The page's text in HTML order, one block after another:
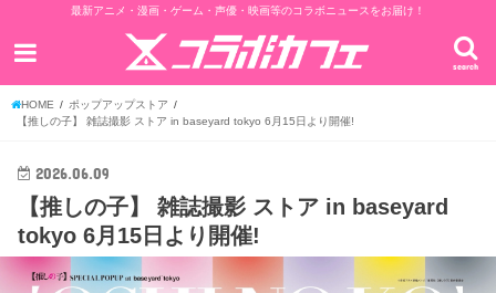
最新アニメ・漫画・ゲーム・声優・映画等のコラボニュースをお届け！
search
HOME
ポップアップストア
【推しの子】 雑誌撮影 ストア in baseyard tokyo 6月15日より開催!
2026.06.09
【推しの子】 雑誌撮影 ストア in baseyard
tokyo 6月15日より開催!